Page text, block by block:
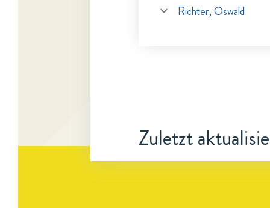
Richter, Oswald
Zuletzt